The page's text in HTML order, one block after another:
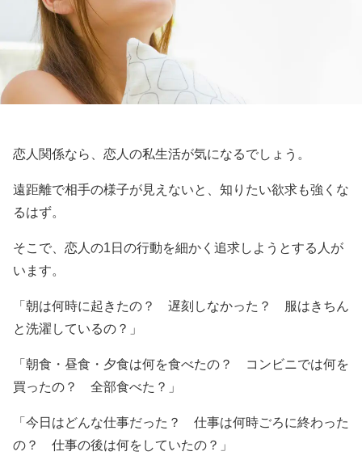
恋人関係なら、恋人の私生活が気になるでしょう。
遠距離で相手の様子が見えないと、知りたい欲求も強くな
るはず。
そこで、恋人の1日の行動を細かく追求しようとする人が
います。
「朝は何時に起きたの？ 遅刻しなかった？ 服はきちん
と洗濯しているの？」
「朝食・昼食・夕食は何を食べたの？ コンビニでは何を
買ったの？ 全部食べた？」
「今日はどんな仕事だった？ 仕事は何時ごろに終わった
の？ 仕事の後は何をしていたの？」